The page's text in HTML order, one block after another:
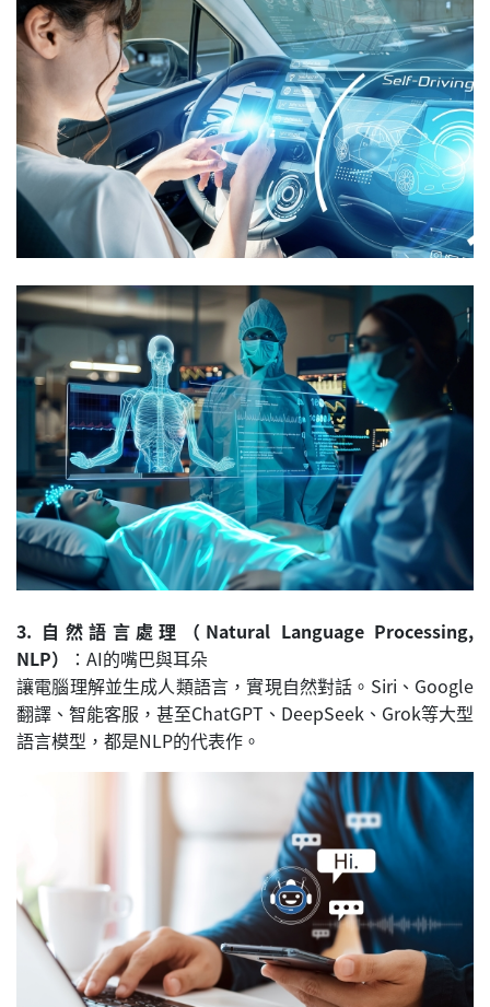
3. 自然語言處理（Natural Language Processing,
NLP）
：AI的嘴巴與耳朵
讓電腦理解並生成人類語言，實現自然對話。Siri、Google
翻譯、智能客服，甚至ChatGPT、DeepSeek、Grok等大型
語言模型，都是NLP的代表作。